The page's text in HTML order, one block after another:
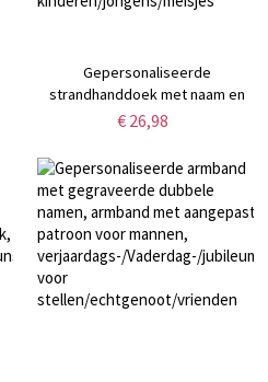
Gepersonaliseerde
strandhanddoek met naam en
cartoonthema voor de zomer,
badhanddoek,
vakantie-/strand-/
cadeau voor
kinderen/jongens/meisjes
€ 26,98